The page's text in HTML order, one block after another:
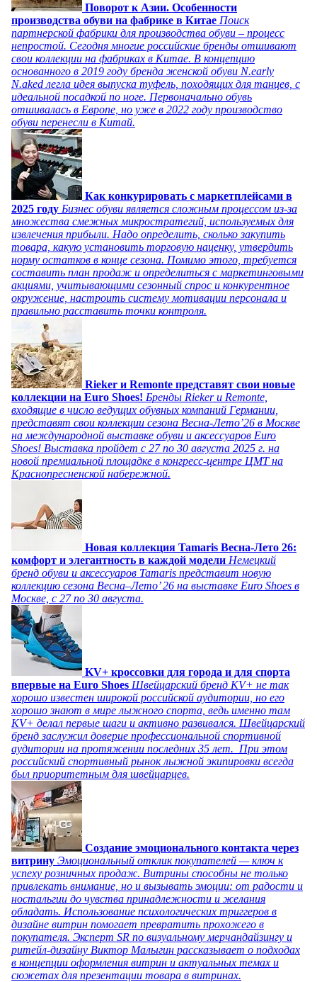
Поворот к Азии. Особенности
производства обуви на фабрике в Китае Поиск
партнерской фабрики для производства обуви – процесс
непростой. Сегодня многие российские бренды отшивают
свои коллекции на фабриках в Китае. В концепцию
основанного в 2019 году бренда женской обуви N.early
N.aked легла идея выпуска туфель, походящих для танцев, с
идеальной посадкой по ноге. Первоначально обувь
отшивалась в Европе, но уже в 2022 году производство
обуви перенесли в Китай.
Как конкурировать с маркетплейсами в
2025 году Бизнес обуви является сложным процессом из-за
множества смежных микростратегий, используемых для
извлечения прибыли. Надо определить, сколько закупить
товара, какую установить торговую наценку, утвердить
норму остатков в конце сезона. Помимо этого, требуется
составить план продаж и определиться с маркетинговыми
акциями, учитывающими сезонный спрос и конкурентное
окружение, настроить систему мотивации персонала и
правильно расставить точки контроля.
Rieker и Remonte представят свои новые
коллекции на Euro Shoes! Бренды Rieker и Remonte,
входящие в число ведущих обувных компаний Германии,
представят свои коллекции сезона Весна-Лето’26 в Москве
на международной выставке обуви и аксессуаров Euro
Shoes! Выставка пройдет c 27 по 30 августа 2025 г. на
новой премиальной площадке в конгресс-центре ЦМТ на
Краснопресненской набережной.
Новая коллекция Tamaris Весна-Лето 26:
комфорт и элегантность в каждой модели Немецкий
бренд обуви и аксессуаров Tamaris представит новую
коллекцию сезона Весна–Лето’ 26 на выставке Euro Shoes в
Москве, с 27 по 30 августа.
KV+ кроссовки для города и для спорта
впервые на Euro Shoes Швейцарский бренд KV+ не так
хорошо известен широкой российской аудитории, но его
хорошо знают в мире лыжного спорта, ведь именно там
KV+ делал первые шаги и активно развивался. Швейцарский
бренд заслужил доверие профессиональной спортивной
аудитории на протяжении последних 35 лет. При этом
российский спортивный рынок лыжной экипировки всегда
был приоритетным для швейцарцев.
Создание эмоционального контакта через
витрину Эмоциональный отклик покупателей — ключ к
успеху розничных продаж. Витрины способны не только
привлекать внимание, но и вызывать эмоции: от радости и
ностальгии до чувства принадлежности и желания
обладать. Использование психологических триггеров в
дизайне витрин помогает превратить прохожего в
покупателя. Эксперт SR по визуальному мерчандайзингу и
ритейл-дизайну Виктор Малыгин рассказывает о подходах
в концепции оформления витрин и актуальных темах и
сюжетах для презентации товара в витринах.